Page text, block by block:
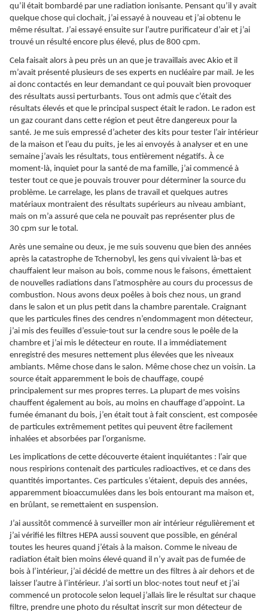
qu’il était bombardé par une radiation ionisante. Pensant qu’il y avait
quelque chose qui clochait, j’ai essayé à nouveau et j’ai obtenu le
même résultat. J’ai essayé ensuite sur l’autre purificateur d’air et j’ai
trouvé un résulté encore plus élevé, plus de 800 cpm.
Cela faisait alors à peu près un an que je travaillais avec Akio et il
m’avait présenté plusieurs de ses experts en nucléaire par mail. Je les
ai donc contactés en leur demandant ce qui pouvait bien provoquer
des résultats aussi perturbants. Tous ont admis que c’était des
résultats élevés et que le principal suspect était le radon. Le radon est
un gaz courant dans cette région et peut être dangereux pour la
santé. Je me suis empressé d’acheter des kits pour tester l’air intérieur
de la maison et l’eau du puits, je les ai envoyés à analyser et en une
semaine j’avais les résultats, tous entièrement négatifs. À ce
moment-là, inquiet pour la santé de ma famille, j’ai commencé à
tester tout ce que je pouvais trouver pour déterminer la source du
problème. Le carrelage, les plans de travail et quelques autres
matériaux montraient des résultats supérieurs au niveau ambiant,
mais on m’a assuré que cela ne pouvait pas représenter plus de
30 cpm sur le total.
Arès une semaine ou deux, je me suis souvenu que bien des années
après la catastrophe de Tchernobyl, les gens qui vivaient là-bas et
chauffaient leur maison au bois, comme nous le faisons, émettaient
de nouvelles radiations dans l’atmosphère au cours du processus de
combustion. Nous avons deux poêles à bois chez nous, un grand
dans le salon et un plus petit dans la chambre parentale. Craignant
que les particules fines des cendres n’endommagent mon détecteur,
j’ai mis des feuilles d’essuie-tout sur la cendre sous le poêle de la
chambre et j’ai mis le détecteur en route. Il a immédiatement
enregistré des mesures nettement plus élevées que les niveaux
ambiants. Même chose dans le salon. Même chose chez un voisin. La
source était apparemment le bois de chauffage, coupé
principalement sur mes propres terres. La plupart de mes voisins
chauffent également au bois, au moins en chauffage d’appoint. La
fumée émanant du bois, j’en était tout à fait conscient, est composée
de particules extrêmement petites qui peuvent être facilement
inhalées et absorbées par l’organisme.
Les implications de cette découverte étaient inquiétantes : l’air que
nous respirions contenait des particules radioactives, et ce dans des
quantités importantes. Ces particules s’étaient, depuis des années,
apparemment bioaccumulées dans les bois entourant ma maison et,
en brûlant, se remettaient en suspension.
J’ai aussitôt commencé à surveiller mon air intérieur régulièrement et
j’ai vérifié les filtres HEPA aussi souvent que possible, en général
toutes les heures quand j’étais à la maison. Comme le niveau de
radiation était bien moins élevé quand il n’y avait pas de fumée de
bois à l’intérieur, j’ai décidé de mettre un des filtres à air dehors et de
laisser l’autre à l’intérieur. J’ai sorti un bloc-notes tout neuf et j’ai
commencé un protocole selon lequel j’allais lire le résultat sur chaque
filtre, prendre une photo du résultat inscrit sur mon détecteur de